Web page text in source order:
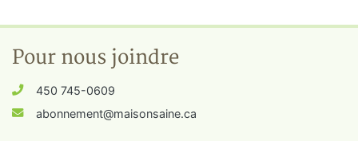
Pour nous joindre
450 745-0609
abonnement@maisonsaine.ca